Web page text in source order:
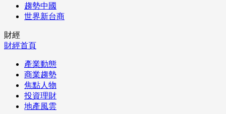
趨勢中國
世界新台商
財經
財經首頁
產業動態
商業趨勢
焦點人物
投資理財
地產風雲